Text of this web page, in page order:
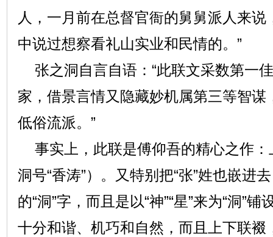
人，一月前在总督官衙的舅舅派人来
中说过想察看礼山实业和民情的。”
张之洞自言自语：“此联文采数第一
家，借景言情又隐藏妙机属第三等智谋
低俗流派。”
事实上，此联是傅仰吾的精心之作：
洞号“香涛”）。又特别把“张”姓也嵌进
的“洞”字，而且是以“神”“星”来为“洞”
十分和谐、机巧和自然，而且上下联裰